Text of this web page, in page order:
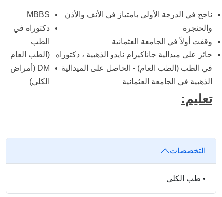
ناجح في الدرجة الأولى بامتياز في الأنف والأذن
والحنجرة
وقفت أولاً في الجامعة العثمانية
حائز على ميدالية جاناكيرام نايدو الذهبية ، دكتوراه
في الطب (الطب العام) - الحاصل على الميدالية
الذهبية في الجامعة العثمانية
تعليم:
MBBS
دكتوراه في
الطب
(الطب العام
DM (أمراض
الكلى)
التخصصات
• طب الكلى